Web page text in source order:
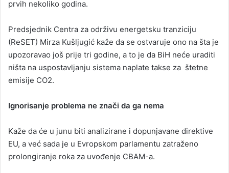
prvih nekoliko godina.
Predsjednik Centra za održivu energetsku tranziciju
(ReSET) Mirza Kušljugić kaže da se ostvaruje ono na šta je
upozoravao još prije tri godine, a to je da BiH neće uraditi
ništa na uspostavljanju sistema naplate takse za štetne
emisije CO2.
Ignorisanje problema ne znači da ga nema
Kaže da će u junu biti analizirane i dopunjavane direktive
EU, a već sada je u Evropskom parlamentu zatraženo
prolongiranje roka za uvođenje CBAM-a.